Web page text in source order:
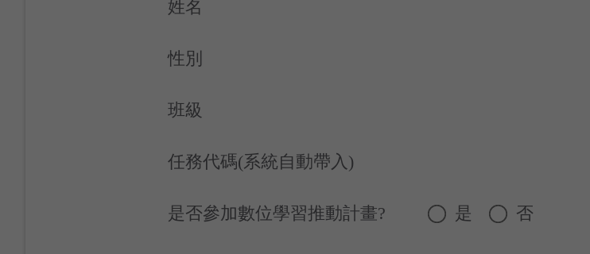
姓名
性別
班級
任務代碼(系統自動帶入)
是否參加數位學習推動計畫? 是 否